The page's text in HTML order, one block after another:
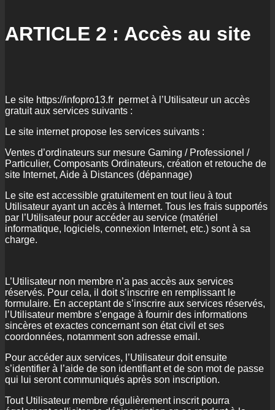
ARTICLE 2 : Accès au site
Le site https://infopro13.fr permet à l’Utilisateur un accès
gratuit aux services suivants :
Le site internet propose les services suivants :
Ventes d’ordinateurs sur mesure Gaming / Professionel /
Particulier, Composants Ordinateurs, création et retouche de
site Internet, Aide à Distances (dépannage)
Le site est accessible gratuitement en tout lieu à tout
Utilisateur ayant un accès à Internet. Tous les frais supportés
par l’Utilisateur pour accéder au service (matériel
informatique, logiciels, connexion Internet, etc.) sont à sa
charge.
L’Utilisateur non membre n’a pas accès aux services
réservés. Pour cela, il doit s’inscrire en remplissant le
formulaire. En acceptant de s’inscrire aux services réservés,
l’Utilisateur membre s’engage à fournir des informations
sincères et exactes concernant son état civil et ses
coordonnées, notamment son adresse email.
Pour accéder aux services, l’Utilisateur doit ensuite
s’identifier à l’aide de son identifiant et de son mot de passe
qui lui seront communiqués après son inscription.
Tout Utilisateur membre régulièrement inscrit pourra